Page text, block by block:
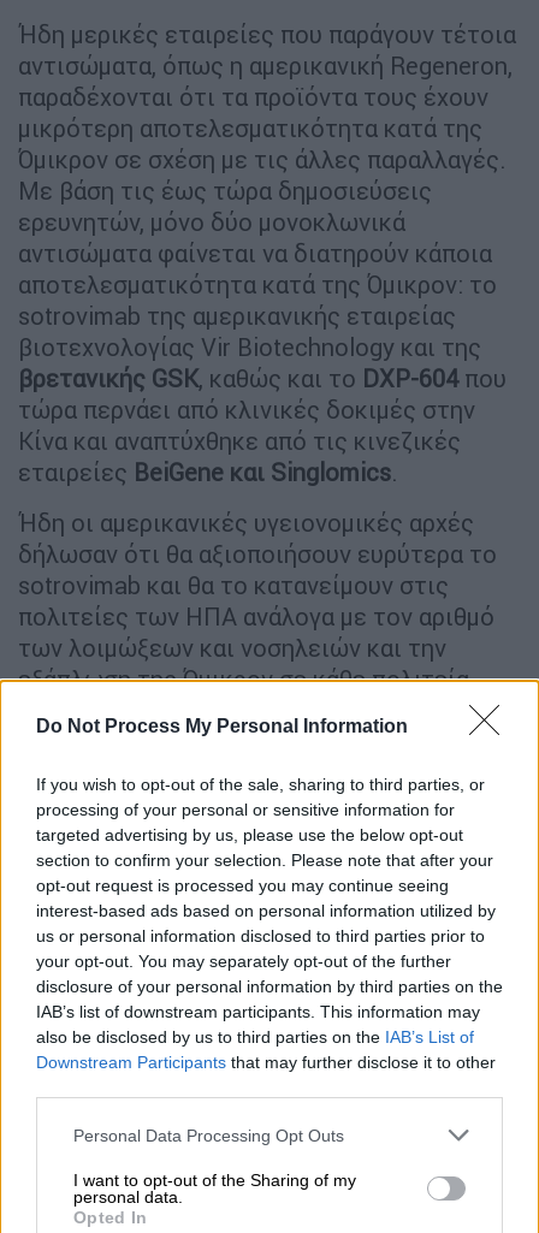
Do Not Process My Personal Information
If you wish to opt-out of the sale, sharing to third parties, or
processing of your personal or sensitive information for
targeted advertising by us, please use the below opt-out
section to confirm your selection. Please note that after your
opt-out request is processed you may continue seeing
interest-based ads based on personal information utilized by
us or personal information disclosed to third parties prior to
your opt-out. You may separately opt-out of the further
disclosure of your personal information by third parties on the
IAB’s list of downstream participants. This information may
also be disclosed by us to third parties on the IAB’s List of
Downstream Participants that may further disclose it to other
Please note that this website/app uses one or more Google
not limited to your visit or usage behaviour. You may click to
grant or deny consent to Google and its third-party tags to
Personal Data Processing Opt Outs
I want to opt-out of the Sharing of my
personal data.
Opted In
Ήδη μερικές εταιρείες που παράγουν τέτοια
αντισώματα, όπως η αμερικανική Regeneron,
παραδέχονται ότι τα προϊόντα τους έχουν
μικρότερη αποτελεσματικότητα κατά της
Όμικρον σε σχέση με τις άλλες παραλλαγές.
Με βάση τις έως τώρα δημοσιεύσεις
ερευνητών, μόνο δύο μονοκλωνικά
αντισώματα φαίνεται να διατηρούν κάποια
αποτελεσματικότητα κατά της Όμικρον: το
sotrovimab της αμερικανικής εταιρείας
βιοτεχνολογίας Vir Biotechnology και της
βρετανικής GSK, καθώς και το DXP-604που
τώρα περνάει από κλινικές δοκιμές στην
Κίνα και αναπτύχθηκε από τις κινεζικές
εταιρείες BeiGene και Singlomics.
Ήδη οι αμερικανικές υγειονομικές αρχές
δήλωσαν ότι θα αξιοποιήσουν ευρύτερα το
sotrovimab και θα το κατανείμουν στις
πολιτείες των ΗΠΑ ανάλογα με τον αριθμό
των λοιμώξεων και νοσηλειών και την
εξάπλωση της Όμικρον σε κάθε πολιτεία.
καλύψουν την αναμενόμενη ζήτηση για το
sotrovimab είτε δεν μπορούν να έχουν
καθόλου πρόσβαση σε αυτό.
Μερικές θεραπείες βασίζονται σε ένα μόνο
μονοκλωνικό αντίσωμα, ενώ άλλες σε ένα
"κοκτέιλ" από περισσότερα τέτοια
αντισώματα. Όλα πάντως προσδένονται στην
πρωτεΐνη ακίδα του κορονοϊού, μειώνοντας
έως 85% την πιθανότητα να προκαλέσει
σοβαρή νόσο. Όμως η Όμικρον έχει
πολλαπλές μεταλλάξεις στη συγκεκριμένη
πρωτεΐνη, κάτι που εξασθενεί ή αναιρεί τη
δράση των συγκεκριμένων θεραπειών, σε
βαθμό μεγαλύτερο από τους αρχικούς
φόβους των επιστημόνων. "Δεν περιμέναμε